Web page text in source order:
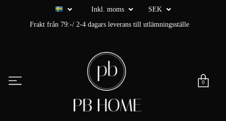
Inkl. moms
SEK
Frakt från 79:-/ 2-4 dagars leverans till utlämningsställe
0